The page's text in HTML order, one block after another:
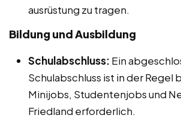
ausrüstung zu tragen.
Bildung und Ausbildung
Schulabschluss: Ein
Schulabschluss ist in der Regel
Minijobs, Studentenjobs und
Friedland erforderlich.